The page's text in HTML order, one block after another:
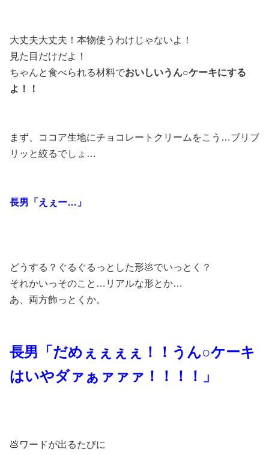
大丈夫大丈夫！本物使うわけじゃないよ！
見た目だけだよ！
ちゃんと食べられる材料でおいしいうん○ケーキにする
よ！！
まず、ココア生地にチョコレートクリームをこう…ブリブ
リッと絞るでしょ…
長男「えぇー…」
どうする？ぐるぐるっとした形💩でいっとく？
それかいっそのこと…リアルな形とか…
あ、両方飾っとくか。
長男「だめぇぇぇぇ！！うん○ケーキ
はいやダァぁァァァ！！！！」
💩ワードが出るたびに